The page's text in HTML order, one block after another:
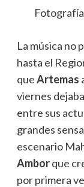
La música no
hasta el
queArtemas
viernes
entre sus
grandes
escenario
Amborque
por primera